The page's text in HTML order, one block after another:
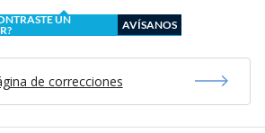
UN
AVÍSANOS
de correcciones